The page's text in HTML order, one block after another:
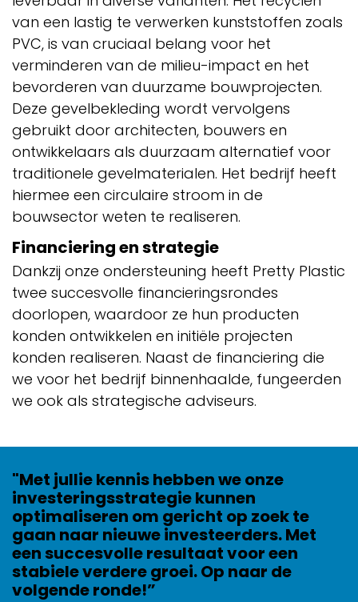
van een lastig te verwerken kunststoffen zoals
PVC, is van cruciaal belang voor het
verminderen van de milieu-impact en het
bevorderen van duurzame bouwprojecten.
Deze gevelbekleding wordt vervolgens
gebruikt door architecten, bouwers en
ontwikkelaars als duurzaam alternatief voor
traditionele gevelmaterialen. Het bedrijf heeft
hiermee een circulaire stroom in de
bouwsector weten te realiseren.
Financiering en strategie
Dankzij onze ondersteuning heeft Pretty Plastic
twee succesvolle financieringsrondes
doorlopen, waardoor ze hun producten
konden ontwikkelen en initiële projecten
konden realiseren. Naast de financiering die
we voor het bedrijf binnenhaalde, fungeerden
we ook als strategische adviseurs.
"Met jullie kennis hebben we onze
investeringsstrategie kunnen
optimaliseren om gericht op zoek te
gaan naar nieuwe investeerders. Met
een succesvolle resultaat voor een
stabiele verdere groei. Op naar de
volgende ronde!”